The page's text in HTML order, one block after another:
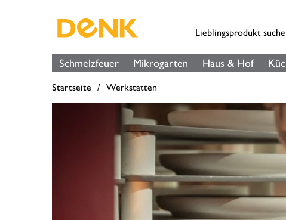
Schmelzfeuer Mikrogarten Haus & Hof
Startseite Werkstätten